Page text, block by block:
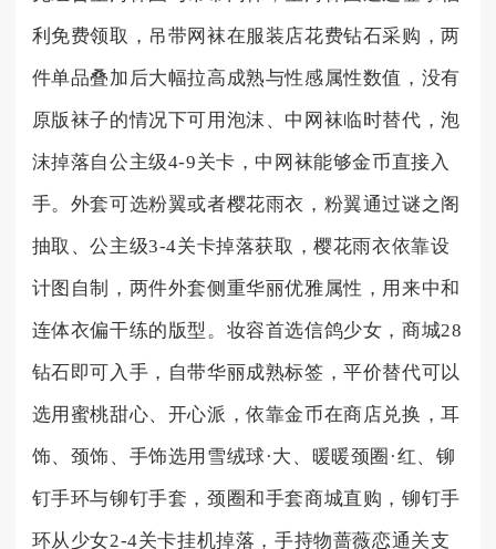
利免费领取，吊带网袜在服装店花费钻石采购，两
件单品叠加后大幅拉高成熟与性感属性数值，没有
原版袜子的情况下可用泡沫、中网袜临时替代，泡
沫掉落自公主级4-9关卡，中网袜能够金币直接入
手。外套可选粉翼或者樱花雨衣，粉翼通过谜之阁
抽取、公主级3-4关卡掉落获取，樱花雨衣依靠设
计图自制，两件外套侧重华丽优雅属性，用来中和
连体衣偏干练的版型。妆容首选信鸽少女，商城28
钻石即可入手，自带华丽成熟标签，平价替代可以
选用蜜桃甜心、开心派，依靠金币在商店兑换，耳
饰、颈饰、手饰选用雪绒球·大、暖暖颈圈·红、铆
钉手环与铆钉手套，颈圈和手套商城直购，铆钉手
环从少女2-4关卡挂机掉落，手持物蔷薇恋通关支